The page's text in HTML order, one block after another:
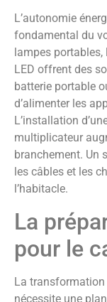
L’autonomie
fondamental du
lampes
LED offrent des
batterie portable
d’alimenter les
L’installation
multiplicateur
branchement. Un
les câbles et les
l’habitacle.
La
pour le
La transformation
nécessite une